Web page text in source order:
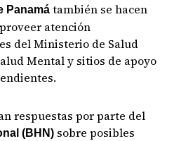
Panamátambién se hacen
atención
del Ministerio de Salud
Mental y sitios de apoyo
respuestas por parte del
(BHN) sobre posibles